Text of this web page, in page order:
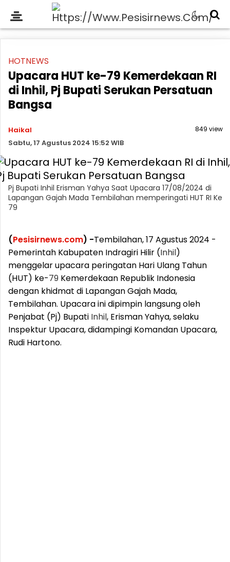
HOTNEWS
Upacara HUT ke-79 Kemerdekaan RI
di Inhil, Pj Bupati Serukan Persatuan
Bangsa
Haikal
Sabtu, 17 Agustus 2024 15:52 WIB
849 view
Pj Bupati Inhil Erisman Yahya Saat Upacara 17/08/2024 di
Lapangan Gajah Mada Tembilahan memperingati HUT RI Ke
79
(Pesisirnews.com) -Tembilahan, 17 Agustus 2024 -
Pemerintah Kabupaten Indragiri Hilir (Inhil)
menggelar upacara peringatan Hari Ulang Tahun
(HUT) ke-79 Kemerdekaan Republik Indonesia
dengan khidmat di Lapangan Gajah Mada,
Tembilahan. Upacara ini dipimpin langsung oleh
Penjabat (Pj) Bupati Inhil, Erisman Yahya, selaku
Inspektur Upacara, didampingi Komandan Upacara,
Rudi Hartono.